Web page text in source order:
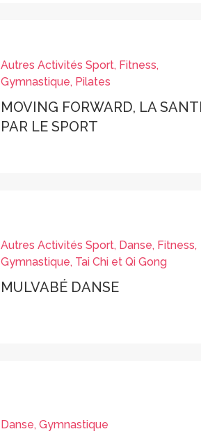
Autres Activités Sport, Fitness,
Gymnastique, Pilates
MOVING FORWARD, LA SANTÉ
PAR LE SPORT
Autres Activités Sport, Danse, Fitness,
Gymnastique, Tai Chi et Qi Gong
MULVABÉ DANSE
Danse, Gymnastique